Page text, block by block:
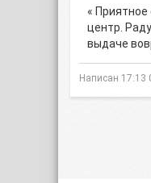
«
центр.
выдаче
Написан 17:13